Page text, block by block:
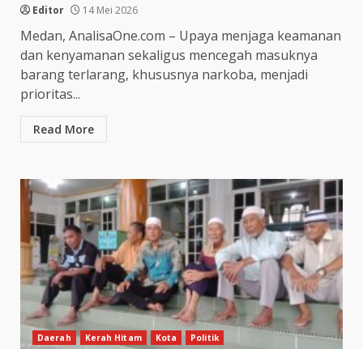
Editor 14 Mei 2026
Medan, AnalisaOne.com – Upaya menjaga keamanan
dan kenyamanan sekaligus mencegah masuknya
barang terlarang, khususnya narkoba, menjadi
prioritas...
Read More
Daerah Kerah Hitam Kota Politik